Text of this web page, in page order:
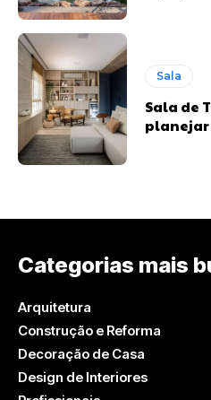
Sala
Sala de
planejar
Categorias mais
Arquitetura
Construção e Reforma
Decoração de Casa
Design de Interiores